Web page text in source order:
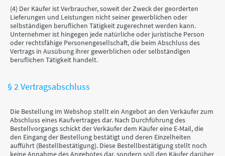
(4) Der Käufer ist Verbraucher, soweit der Zweck der georderten
Lieferungen und Leistungen nicht seiner gewerblichen oder
selbständigen beruflichen Tätigkeit zugerechnet werden kann.
Unternehmer ist hingegen jede natürliche oder juristische Person
oder rechtsfähige Personengesellschaft, die beim Abschluss des
Vertrags in Ausübung ihrer gewerblichen oder selbständigen
beruflichen Tätigkeit handelt.
§ 2 Vertragsabschluss
Die Bestellung im Webshop stellt ein Angebot an den Verkäufer zum
Abschluss eines Kaufvertrages dar. Nach Durchführung des
Bestellvorgangs schickt der Verkäufer dem Käufer eine E-Mail, die
den Eingang der Bestellung bestätigt und deren Einzelheiten
aufführt (Bestellbestätigung). Diese Bestellbestätigung stellt noch
keine Annahme des Angebotes dar, sondern soll den Käufer darüber